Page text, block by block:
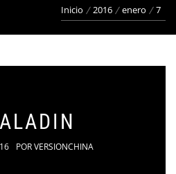
Inicio 2016 enero 7
PORVERSIONCHINA